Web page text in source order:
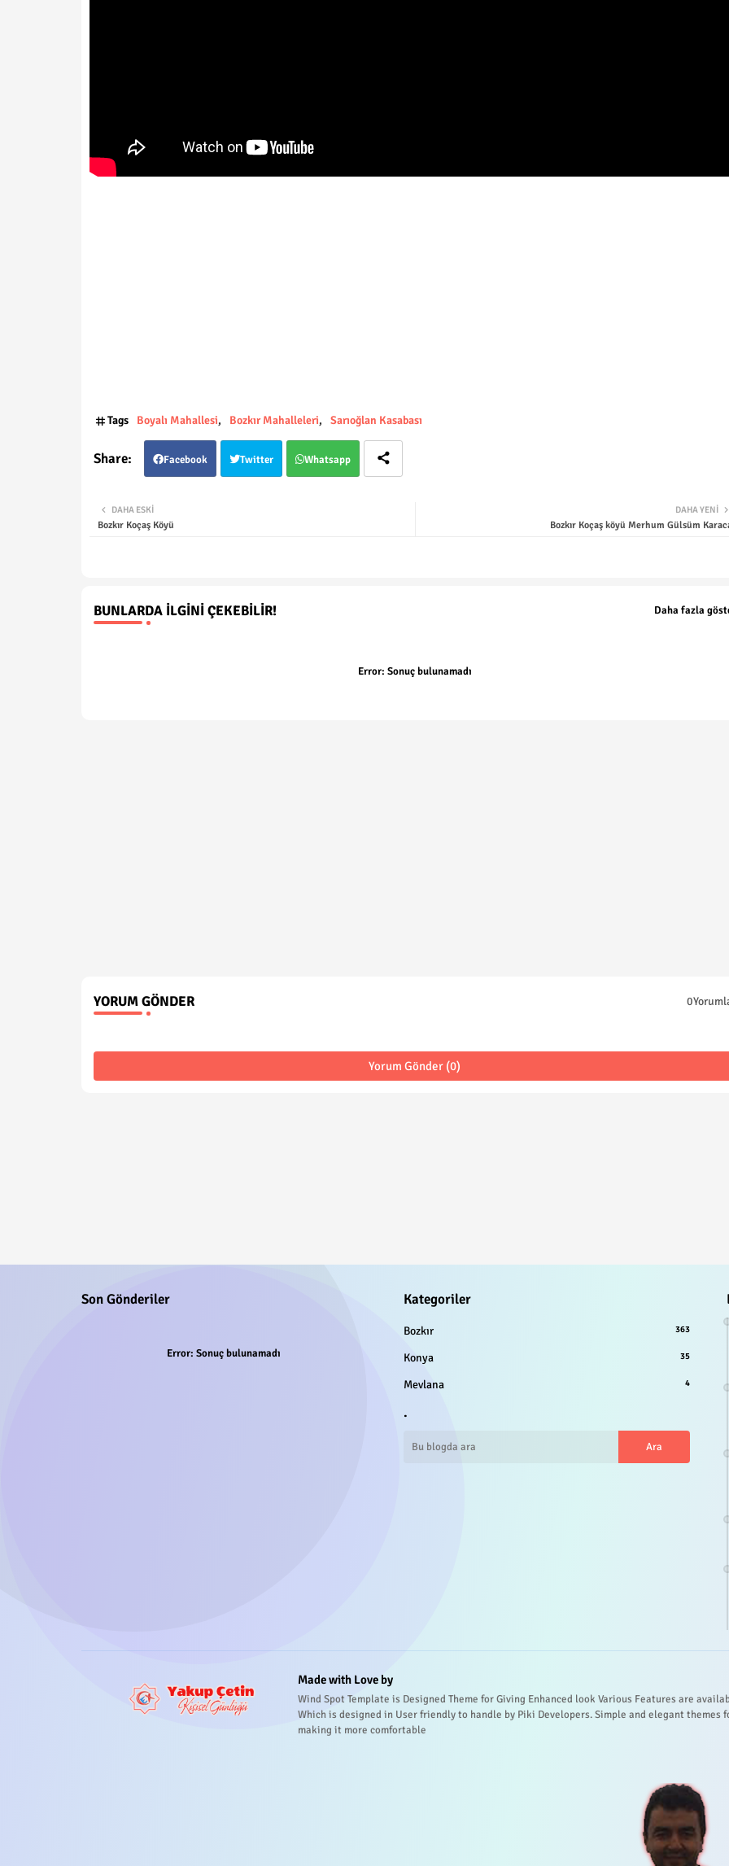
Tags Boyalı Mahallesi Bozkır Mahalleleri Sarıoğlan Kasabası
Facebook Twitter Whatsapp
DAHA YENI
Bozkır Koçaş köyü Merhum Gülsüm
DAHA ESKI
Bozkır Koçaş Köyü
BUNLARDA İLGINI ÇEKEBILIR! Daha fazla
Error: Sonuç bulunamadı
YORUM GÖNDER
Yorum Gönder (0)
Son Gönderiler
Error: Sonuç bulunamadı
Kategoriler
Bozkır 363
Konya 35
Mevlana 4
.
Made with Love by
Wind Spot Template is Designed Theme for Giving Enhanced look Various Features are
Which is designed in User friendly to handle by Piki Developers. Simple and elegant themes
making it more comfortable